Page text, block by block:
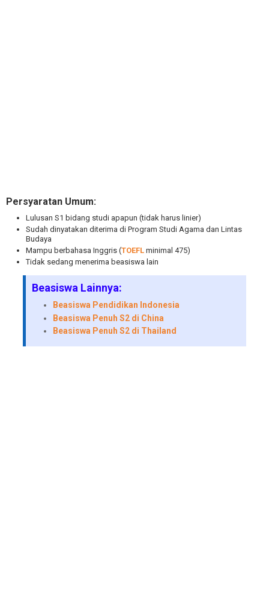
Persyaratan Umum:
Lulusan S1 bidang studi apapun (tidak harus linier)
Sudah dinyatakan diterima di Program Studi Agama dan Lintas
Budaya
Mampu berbahasa Inggris (TOEFLminimal 475)
Tidak sedang menerima beasiswa lain
Beasiswa Lainnya:
Beasiswa Pendidikan Indonesia
Beasiswa Penuh S2 di China
Beasiswa Penuh S2 di Thailand